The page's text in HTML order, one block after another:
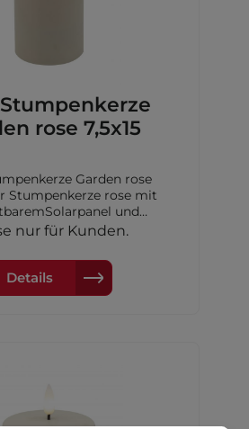
rose 7,5x15
Garden rose
Stumpenkerze rose mit
und
7,5x15 cm,inkl. 1xAA
nur für Kunden.
Details